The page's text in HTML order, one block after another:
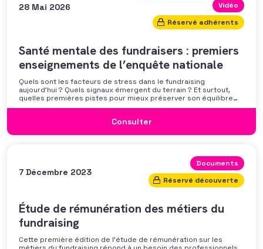
28 Mai 2026
Vidéo
Réservé adhérents
Santé mentale des fundraisers : premiers
enseignements de l’enquête nationale
Quels sont les facteurs de stress dans le fundraising
aujourd’hui ? Quels signaux émergent du terrain ? Et surtout,
quelles premières pistes pour mieux préserver son équilibre
professionnel ? L’AFF vous propose un webinaire pour découvrir
discussion autour des mécanismes
Consulter
7 Décembre 2023
Documents
Réservé découverte
Étude de rémunération des métiers du
fundraising
Cette première édition de l’étude de rémunération sur les